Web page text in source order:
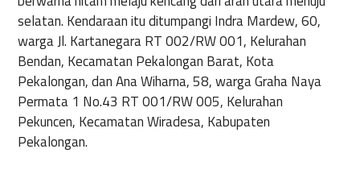
selatan. Kendaraan itu ditumpangi Indra Mardew, 60,
warga Jl. Kartanegara RT 002/RW 001, Kelurahan
Bendan, Kecamatan Pekalongan Barat, Kota
Pekalongan, dan Ana Wiharna, 58, warga Graha Naya
Permata 1 No.43 RT 001/RW 005, Kelurahan
Pekuncen, Kecamatan Wiradesa, Kabupaten
Pekalongan.